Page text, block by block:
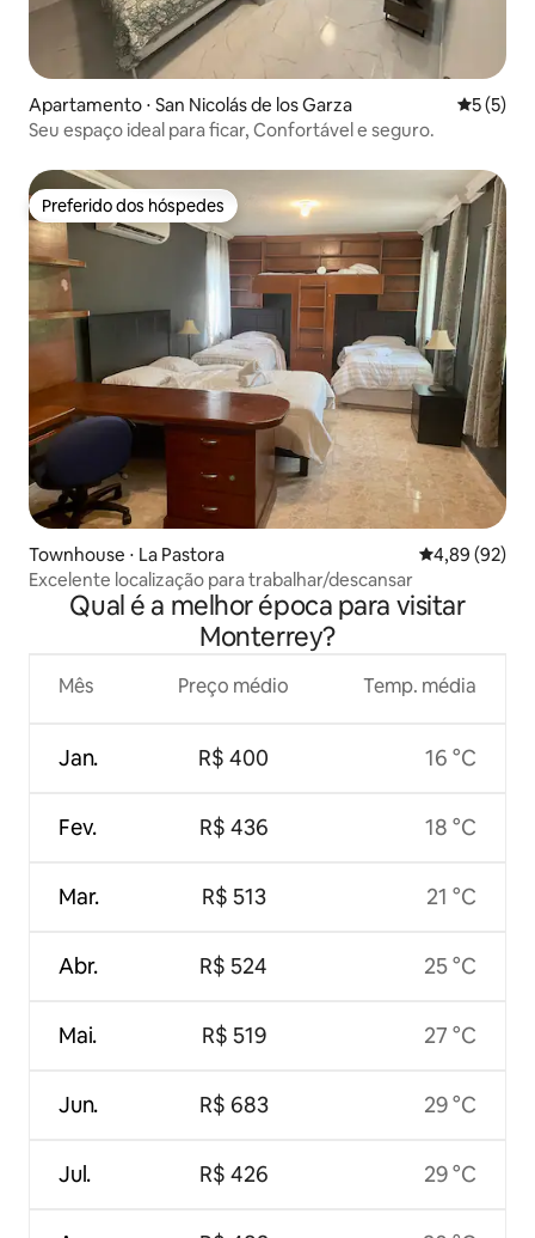
Apartamento ⋅ San Nicolás de los Garza 5 de
5 (5)
Seu espaço ideal para ficar, Confortável e seguro.
Preferido dos hóspedes
Preferido dos hóspedes
Townhouse ⋅ La Pastora 4,89 de uma
4,89 (92)
Excelente localização para trabalhar/descansar
Qual é a melhor época para visitar
Monterrey?
Mês
Jan.
Fev.
Mar.
Abr.
Mai.
Jun.
Jul.
Preço médio
R$ 400
R$ 436
R$ 513
R$ 524
R$ 519
R$ 683
R$ 426
Temp. média
16 °C
18 °C
21 °C
25 °C
27 °C
29 °C
29 °C